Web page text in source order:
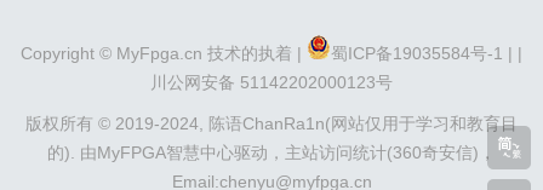
省略，就像我们平...
Copyright © MyFpga.cn 技术的执着 | 蜀ICP备19035584号-1 | |
川公网安备 51142202000123号
版权所有 © 2019-2024,
陈语ChanRa1n(网站仅用于学习和教育目
的).
由MyFPGA智慧中心驱动， 主站访问统计(360奇安信) ，
Email:chenyu@myfpga.cn